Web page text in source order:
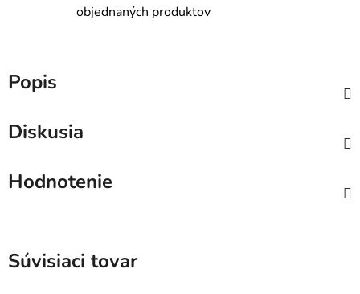
objednaných produktov
Popis
Diskusia
Hodnotenie
Súvisiaci tovar